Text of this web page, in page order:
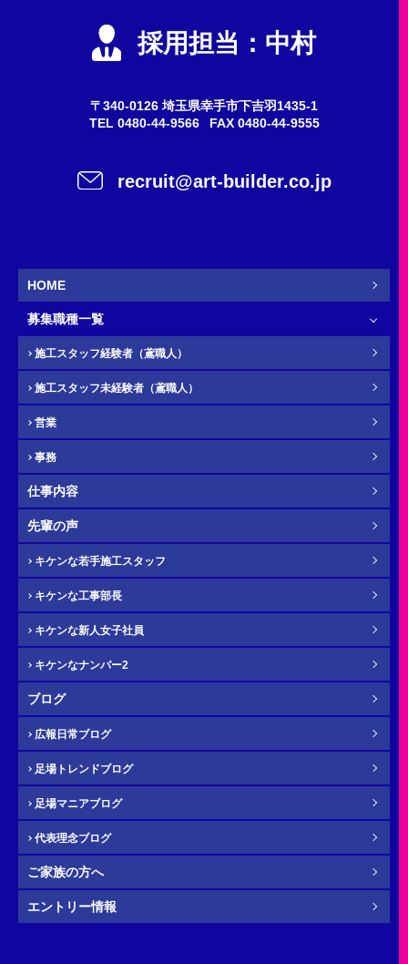
会社説明会
施工スタッフ（鳶職人）
新卒
必須 お名前
ふりがな
必須 電話番号（携帯）
必須 メール
必須 年齢
任意 その他・お問い合わせ内容
採用担当：中村
〒340-0126 埼玉県幸手市下吉羽1435-1
TEL 0480-44-9566 FAX 0480-44-9555
recruit@art-builder.co.jp
HOME
募集職種一覧
施工スタッフ経験者（鳶職人）
施工スタッフ未経験者（鳶職人）
営業
事務
仕事内容
先輩の声
キケンな若手施工スタッフ
キケンな工事部長
キケンな新人女子社員
キケンなナンバー2
ブログ
広報日常ブログ
足場トレンドブログ
足場マニアブログ
代表理念ブログ
ご家族の方へ
エントリー情報